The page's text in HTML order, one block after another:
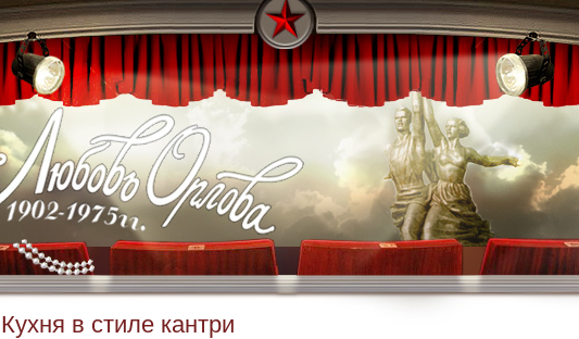
Кухня в стиле кантри